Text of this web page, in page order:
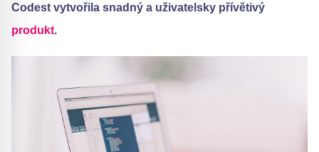
Codest vytvořila snadný a uživatelsky přívětivý
produkt.